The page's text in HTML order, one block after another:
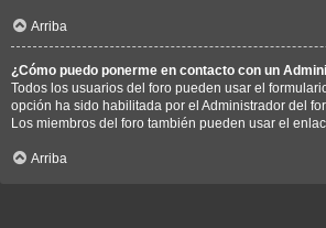
Arriba
¿Cómo puedo ponerme en contacto con un
Todos los usuarios del foro pueden usar el
opción ha sido habilitada por el Administrador del
Los miembros del foro también pueden usar el
Arriba